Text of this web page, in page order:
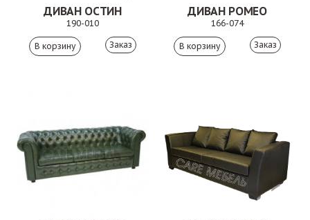
ДИВАН ОСТИН
190-010
Заказ
ДИВАН РОМЕО
166-074
Заказ